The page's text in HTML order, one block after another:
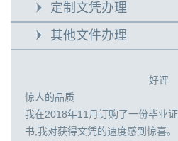
定制文凭办理
其他文件办理
好评
惊人的品质
我在2018年11月订购了一份毕业证
书,我对获得文凭的速度感到惊喜。